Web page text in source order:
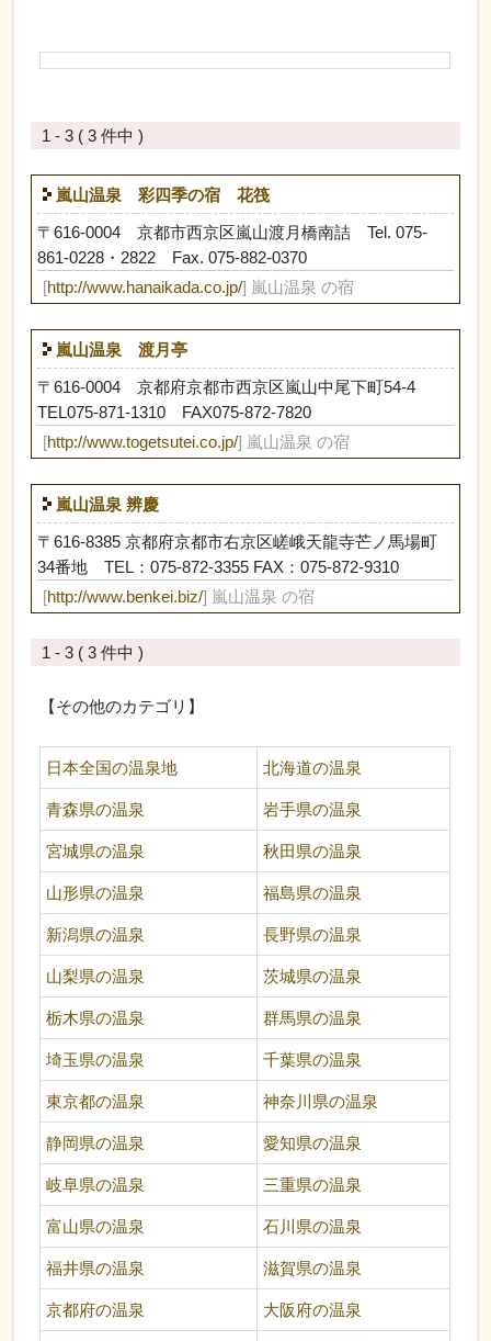
1 - 3 ( 3 件中 )
嵐山温泉 彩四季の宿 花筏
〒616-0004 京都市西京区嵐山渡月橋南詰 Tel. 075-
861-0228・2822 Fax. 075-882-0370
[http://www.hanaikada.co.jp/] 嵐山温泉 の宿
嵐山温泉 渡月亭
〒616-0004 京都府京都市西京区嵐山中尾下町54-4
TEL075-871-1310 FAX075-872-7820
[http://www.togetsutei.co.jp/] 嵐山温泉 の宿
嵐山温泉 辨慶
〒616-8385 京都府京都市右京区嵯峨天龍寺芒ノ馬場町
34番地 TEL：075-872-3355 FAX：075-872-9310
[http://www.benkei.biz/] 嵐山温泉 の宿
1 - 3 ( 3 件中 )
【その他のカテゴリ】
日本全国の温泉地 北海道の温泉
青森県の温泉 岩手県の温泉
宮城県の温泉 秋田県の温泉
山形県の温泉 福島県の温泉
新潟県の温泉 長野県の温泉
山梨県の温泉 茨城県の温泉
栃木県の温泉 群馬県の温泉
埼玉県の温泉 千葉県の温泉
東京都の温泉 神奈川県の温泉
静岡県の温泉 愛知県の温泉
岐阜県の温泉 三重県の温泉
富山県の温泉 石川県の温泉
福井県の温泉 滋賀県の温泉
京都府の温泉 大阪府の温泉